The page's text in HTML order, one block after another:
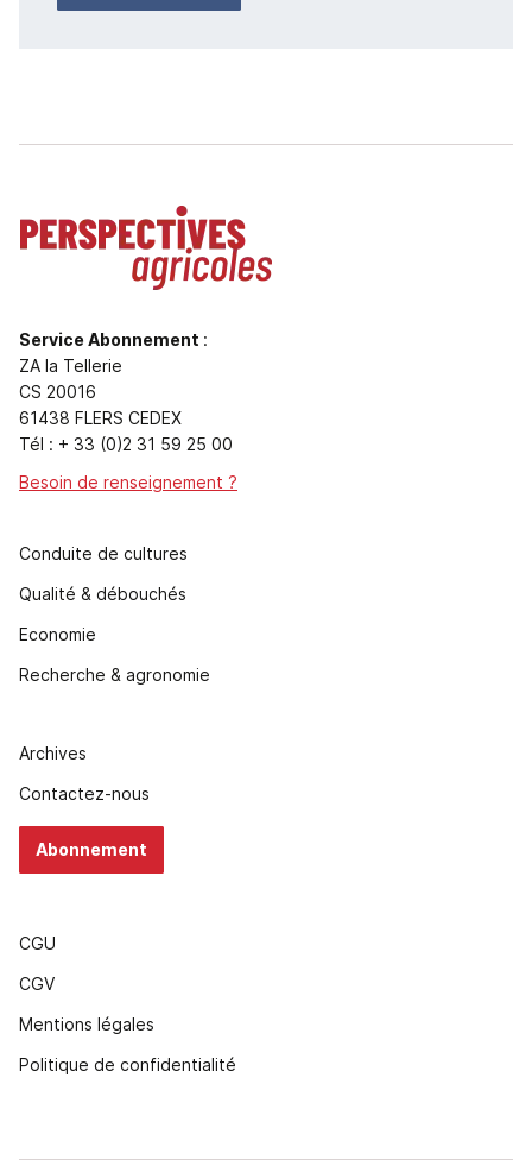
Service Abonnement :
ZA la Tellerie
CS 20016
61438 FLERS CEDEX
Tél : + 33 (0)2 31 59 25 00
Besoin de renseignement ?
Conduite de cultures
Qualité & débouchés
Economie
Recherche & agronomie
Archives
Contactez-nous
Abonnement
CGU
CGV
Mentions légales
Politique de confidentialité